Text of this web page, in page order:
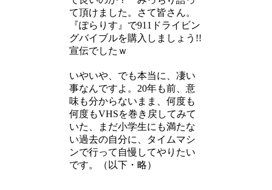
て頂けました。さて皆さん。
『ぽらりす』で911ドライビン
グバイブルを購入しましょう!!
宣伝でしたｗ
いやいや、でも本当に、凄い
事なんですよ。20年も前、意
味も分からないまま、何度も
何度もVHSを巻き戻してみて
いた、まだ小学生にも満たな
い過去の自分に、タイムマシ
ンで行って自慢してやりたい
です。（以下・略）